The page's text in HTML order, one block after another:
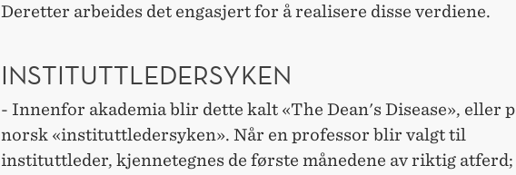
Deretter arbeides det engasjert for å realisere disse verdiene.
INSTITUTTLEDERSYKEN
- Innenfor akademia blir dette kalt «The Dean's Disease», eller
norsk «instituttledersyken». Når en professor blir valgt til
instituttleder, kjennetegnes de første månedene av riktig atferd;